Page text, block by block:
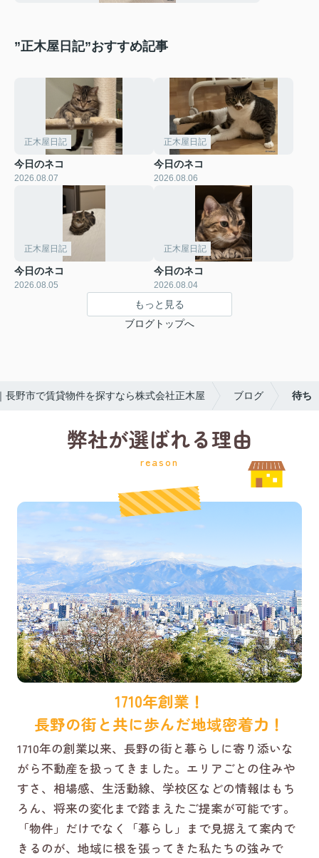
”正木屋日記”おすすめ記事
正木屋日記
今日のネコ
2026.08.07
正木屋日記
今日のネコ
2026.08.06
正木屋日記
今日のネコ
2026.08.05
正木屋日記
今日のネコ
2026.08.04
もっと見る
ブログトップへ
長野市で賃貸物件を探すなら株式会社正木屋 ブログ 待ち
弊社が選ばれる理由
reason
1710年創業！
長野の街と共に歩んだ地域密着力！
1710年の創業以来、長野の街と暮らしに寄り添いな
がら不動産を扱ってきました。エリアごとの住みや
すさ、相場感、生活動線、学校区などの情報はもち
ろん、将来の変化まで踏まえたご提案が可能です。
「物件」だけでなく「暮らし」まで見据えて案内で
きるのが、地域に根を張ってきた私たちの強みで